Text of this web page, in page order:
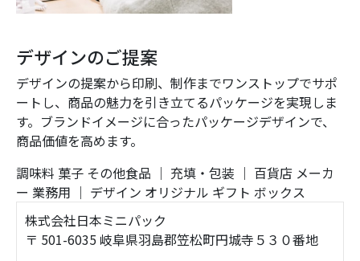
デザインのご提案
デザインの提案から印刷、制作までワンストップでサポ
ートし、商品の魅力を引き立てるパッケージを実現しま
す。ブランドイメージに合ったパッケージデザインで、
商品価値を高めます。
調味料 菓子 その他食品 ｜ 充填・包装 ｜ 百貨店 メーカ
ー 業務用 ｜ デザイン オリジナル ギフト ボックス
株式会社日本ミニパック
〒 501-6035 岐阜県羽島郡笠松町円城寺５３０番地